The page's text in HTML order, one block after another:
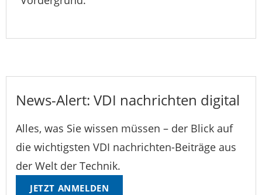
News-Alert: VDI nachrichten digital
Alles, was Sie wissen müssen – der Blick auf
die wichtigsten VDI nachrichten-Beiträge aus
der Welt der Technik.
JETZT ANMELDEN